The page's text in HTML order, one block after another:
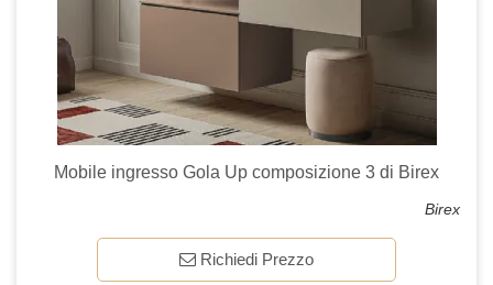
Mobile ingresso Gola Up composizione 3 di Birex
Birex
Richiedi Prezzo